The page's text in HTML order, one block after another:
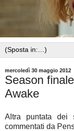
mercoledì 30 maggio 2012
Season
Awake
Altra puntata dei
commentati da